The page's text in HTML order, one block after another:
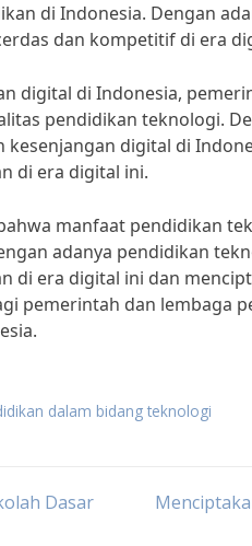
di Indonesia. Dengan
dan kompetitif di era
digital di Indonesia,
pendidikan teknologi.
digital di
di era digital ini.
manfaat pendidikan
adanya pendidikan
di era digital ini dan
pemerintah dan lembaga
dalam bidang teknologi
Dasar